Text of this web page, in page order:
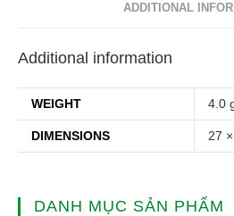
ADDITIONAL
Additional information
WEIGHT 4.0
DIMENSIONS 27
DANH MỤC SẢN PHẨM